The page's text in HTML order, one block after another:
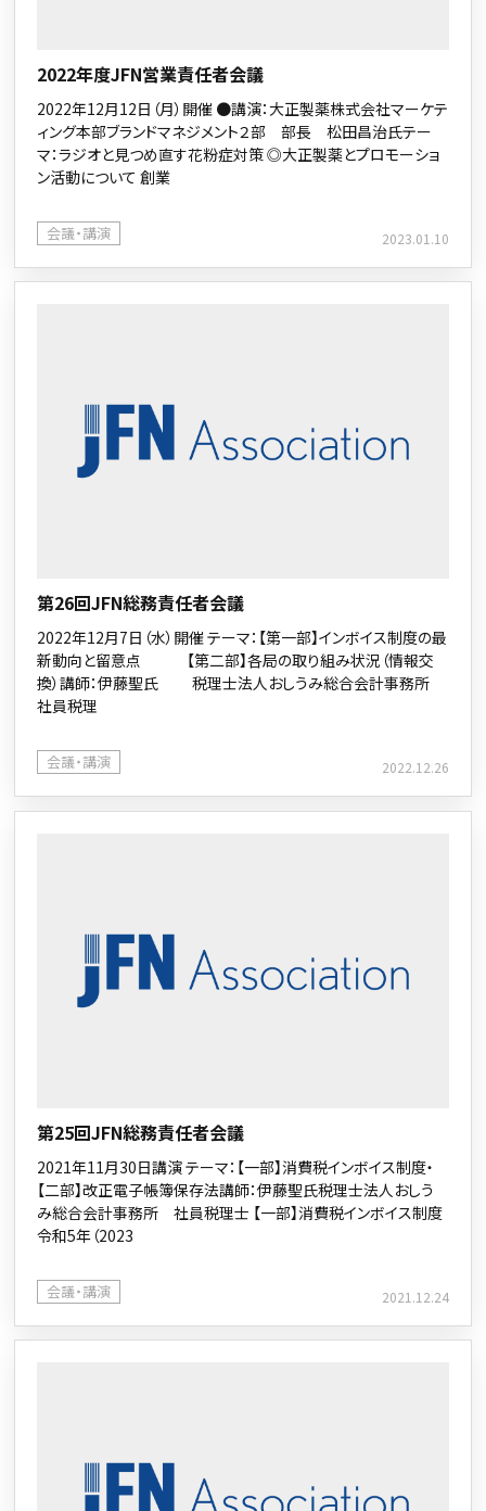
2022年度JFN営業責任者会議
2022年12月12日（月）開催 ●講演：大正製薬株式会社マーケテ
ィング本部ブランドマネジメント２部 部長 松田昌治氏テー
マ：ラジオと見つめ直す花粉症対策 ◎大正製薬とプロモーショ
ン活動について 創業
会議・講演 2023.01.10
第26回JFN総務責任者会議
2022年12月7日（水）開催 テーマ：【第一部】インボイス制度の最
新動向と留意点 【第二部】各局の取り組み状況（情報交
換）講師：伊藤聖氏 税理士法人おしうみ総合会計事務所
社員税理
会議・講演 2022.12.26
第25回JFN総務責任者会議
2021年11月30日講演 テーマ：【一部】消費税インボイス制度・
【二部】改正電子帳簿保存法講師：伊藤聖氏税理士法人おしう
み総合会計事務所 社員税理士 【一部】消費税インボイス制度
令和5年（2023
会議・講演 2021.12.24